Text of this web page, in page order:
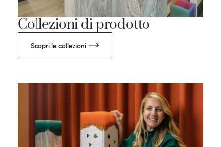
Collezioni di prodotto
Scopri le collezioni